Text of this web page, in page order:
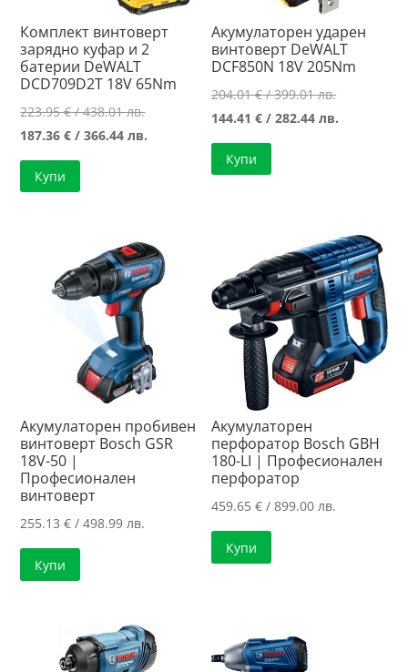
Комплект винтоверт
зарядно куфар и 2
батерии DeWALT
DCD709D2T 18V 65Nm
223.95€/ 438.01 лв.Original
price
187.36€ / 366.44 лв.
366.44 лв..
Купи
Акумулаторен ударен
винтоверт DeWALT
DCF850N 18V 205Nm
204.01€/ 399.01 лв.Original
price
144.41€ / 282.44 лв.
282.44 лв..
Купи
Акумулаторен пробивен
винтоверт Bosch GSR
18V-50 |
Професионален
винтоверт
255.13€ / 498.99 лв.
Купи
Акумулаторен
перфоратор Bosch GBH
180-LI | Професионален
перфоратор
459.65€ / 899.00 лв.
Купи